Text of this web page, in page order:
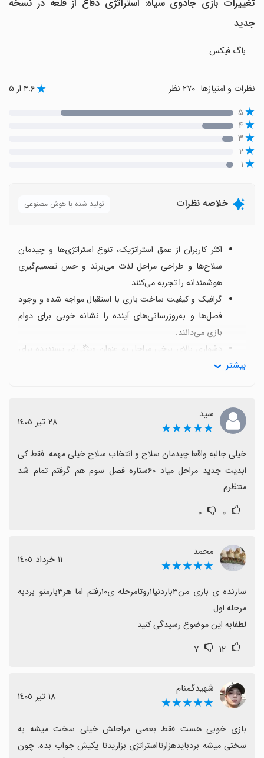
جدید
باگ فیکس
نظرات و امتیازها ۴.۶ از ۵
۵
۴
۳
۲
۱
خلاصه نظرات تولید شده با هوش مصنوعی
اکثر کاربران از عمق استراتژیک، تنوع استراتژی‌ها و چیدمان
سلاح‌ها و طراحی مراحل لذت می‌برند و حس تصمیم‌گیری
هوشمندانه را تجربه می‌کنند.
گرافیک و کیفیت ساخت بازی با استقبال مواجه شده و وجود
فصل‌ها و به‌روزرسانی‌های آینده را نشانه خوبی برای دوام
بازی می‌دانند.
دشواری بالای برخی مراحل به عنوان ویژگی‌ای پسندیده برای
طرفداران چالش مطرح است، هرچند برای برخی کاربران
و نیاز به اینترنت صحبت کرده‌اند و ترجیح می‌دهند حالت
آفلاین بهبود یابد.
مشکلات فنی دیگر مانند رفتن به مرحله اول پس از باخت و
برخی مشکلات اجرا روی گوشی‌های کوچ‌قیمت یا کم‌قدرت
به‌روزرسانی‌های بیشتر، تجربه بازی برای علاقه‌مندان به این
بیشتر
سید
★★★★★ ٢٨ تیر ١٤٠٥
منتظرم
۰ ۰
محمد
★★★★★ ١١ خرداد ١٤٠٥
لطفابه این موضوع رسیدگی کنید
۱۲ ۷
شهیدگمنام
★★★★★ ١٨ تیر ١٤٠٥